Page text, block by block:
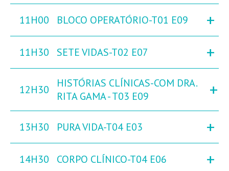
11H00 BLOCO OPERATÓRIO-T01 E09 +
11H30 SETE VIDAS-T02 E07 +
12H30
HISTÓRIAS CLÍNICAS-COM DRA.
RITA GAMA - T03 E09
+
13H30 PURA VIDA-T04 E03 +
14H30 CORPO CLÍNICO-T04 E06 +